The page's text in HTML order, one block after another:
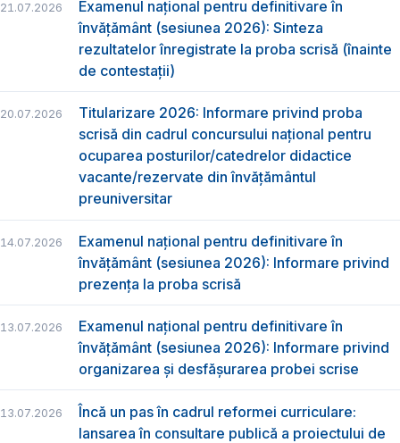
21.07.2026
Examenul național pentru definitivare în
învățământ (sesiunea 2026): Sinteza
rezultatelor înregistrate la proba scrisă (înainte
de contestații)
20.07.2026
Titularizare 2026: Informare privind proba
scrisă din cadrul concursului național pentru
ocuparea posturilor/catedrelor didactice
vacante/rezervate din învățământul
preuniversitar
14.07.2026
Examenul național pentru definitivare în
învățământ (sesiunea 2026): Informare privind
prezența la proba scrisă
13.07.2026
Examenul național pentru definitivare în
învățământ (sesiunea 2026): Informare privind
organizarea și desfășurarea probei scrise
13.07.2026
Încă un pas în cadrul reformei curriculare:
lansarea în consultare publică a proiectului de